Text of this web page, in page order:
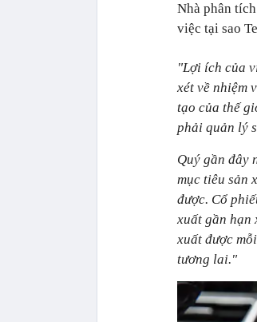
Nhà phân
việc tại sao
"Lợi ích của
xét về nhiệm
tạo của thế
phải quản lý
Quý gần đây
mục tiêu sản
được. Cổ
xuất gần hạn
xuất được
tương lai."